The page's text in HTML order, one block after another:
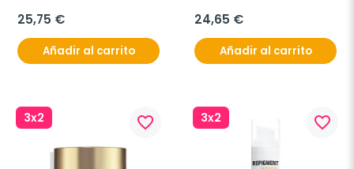
25,75 €
Añadir al carrito
24,65 €
Añadir al carrito
3x2 favorite_border 3x2 favorite_border